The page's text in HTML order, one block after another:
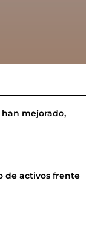
han mejorado,
de activos frente